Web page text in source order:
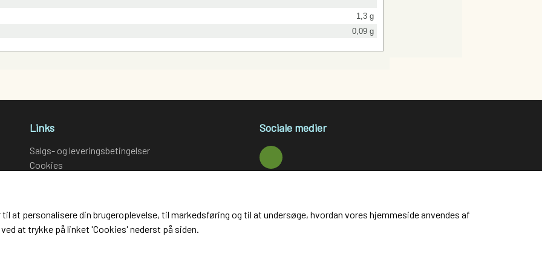
1,3 g
0,09 g
Links
Salgs- og leveringsbetingelser
Cookies
Kontakt
Sociale medier
at personalisere din brugeroplevelse, til markedsføring og til at undersøge, hvordan vores hjemmeside anvendes af
at trykke på linket 'Cookies' nederst på siden.